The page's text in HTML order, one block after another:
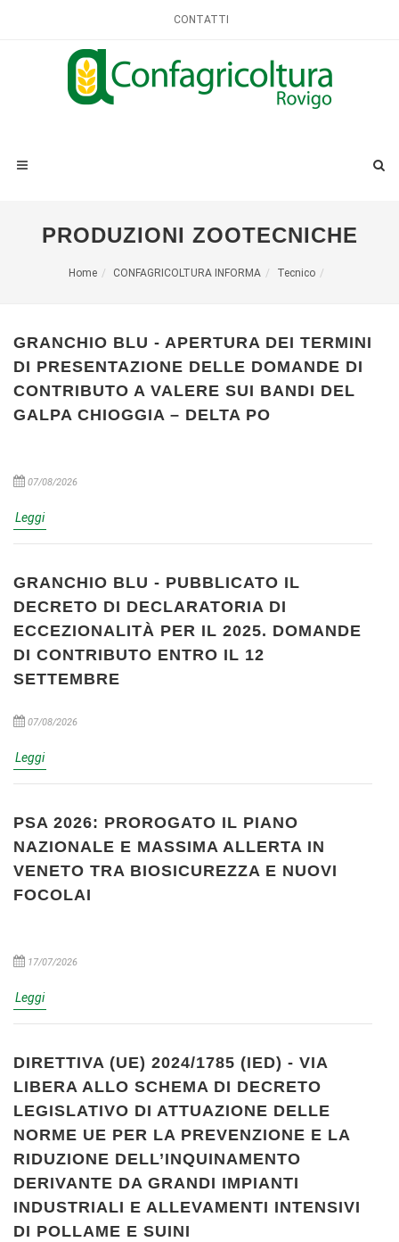
CONTATTI
PRODUZIONI ZOOTECNICHE
Home CONFAGRICOLTURA INFORMA Tecnico
GRANCHIO BLU - APERTURA DEI TERMINI
DI PRESENTAZIONE DELLE DOMANDE DI
CONTRIBUTO A VALERE SUI BANDI DEL
GALPA CHIOGGIA – DELTA PO
07/08/2026
Leggi
GRANCHIO BLU - PUBBLICATO IL
DECRETO DI DECLARATORIA DI
ECCEZIONALITÀ PER IL 2025. DOMANDE
DI CONTRIBUTO ENTRO IL 12
SETTEMBRE
07/08/2026
Leggi
PSA 2026: PROROGATO IL PIANO
NAZIONALE E MASSIMA ALLERTA IN
VENETO TRA BIOSICUREZZA E NUOVI
FOCOLAI
17/07/2026
Leggi
DIRETTIVA (UE) 2024/1785 (IED) - VIA
LIBERA ALLO SCHEMA DI DECRETO
LEGISLATIVO DI ATTUAZIONE DELLE
NORME UE PER LA PREVENZIONE E LA
RIDUZIONE DELL’INQUINAMENTO
DERIVANTE DA GRANDI IMPIANTI
INDUSTRIALI E ALLEVAMENTI INTENSIVI
DI POLLAME E SUINI